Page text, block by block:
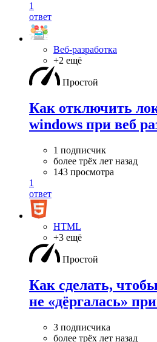
1
ответ
Веб-разработка
+2 ещё
Простой
Как отключить
windows при веб
1 подписчик
более трёх лет назад
143 просмотра
1
ответ
HTML
+3 ещё
Простой
Как сделать,
не «дёргалась»
3 подписчика
более трёх лет назад